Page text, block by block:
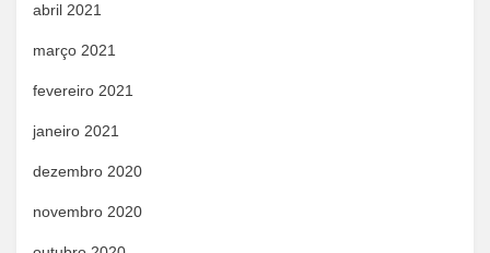
abril 2021
março 2021
fevereiro 2021
janeiro 2021
dezembro 2020
novembro 2020